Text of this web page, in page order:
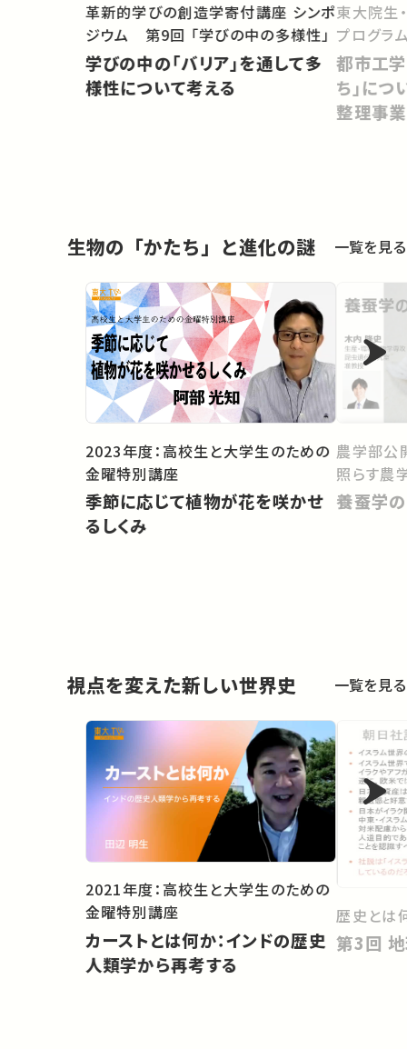
革新的学びの創造学寄付講座 シンポ
ジウム 第9回 「学びの中の多様性」
学びの中の「バリア」を通して多
様性について考える
東大院生
プログラ
都市工
ち」につ
整理事業
生物の「かたち」と進化の謎 一覧を見る
2023年度：高校生と大学生のための
金曜特別講座
季節に応じて植物が花を咲かせ
るしくみ
農学部公
照らす農
養蚕学
視点を変えた新しい世界史 一覧を見る
2021年度：高校生と大学生のための
金曜特別講座
カーストとは何か：インドの歴史
人類学から再考する
歴史とは
第